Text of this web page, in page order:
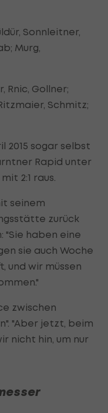
Sonnleitner,
Murg,
Rnic, Gollner;
Schmitz;
2015 sogar selbst
Rapid unter
2:1 raus.
seinem
zurück
"Sie haben eine
sie auch Woche
und wir müssen
zwischen
"Aber jetzt, beim
nicht hin, um nur